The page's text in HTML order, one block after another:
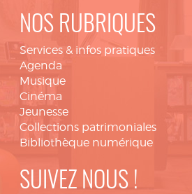
NOS RUBRIQUES
Services & infos pratiques
Agenda
Musique
Cinéma
Jeunesse
Collections patrimoniales
Bibliothèque numérique
SUIVEZ NOUS !